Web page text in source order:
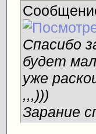
Спасибо
будет
уже
,,,)))
Зарание